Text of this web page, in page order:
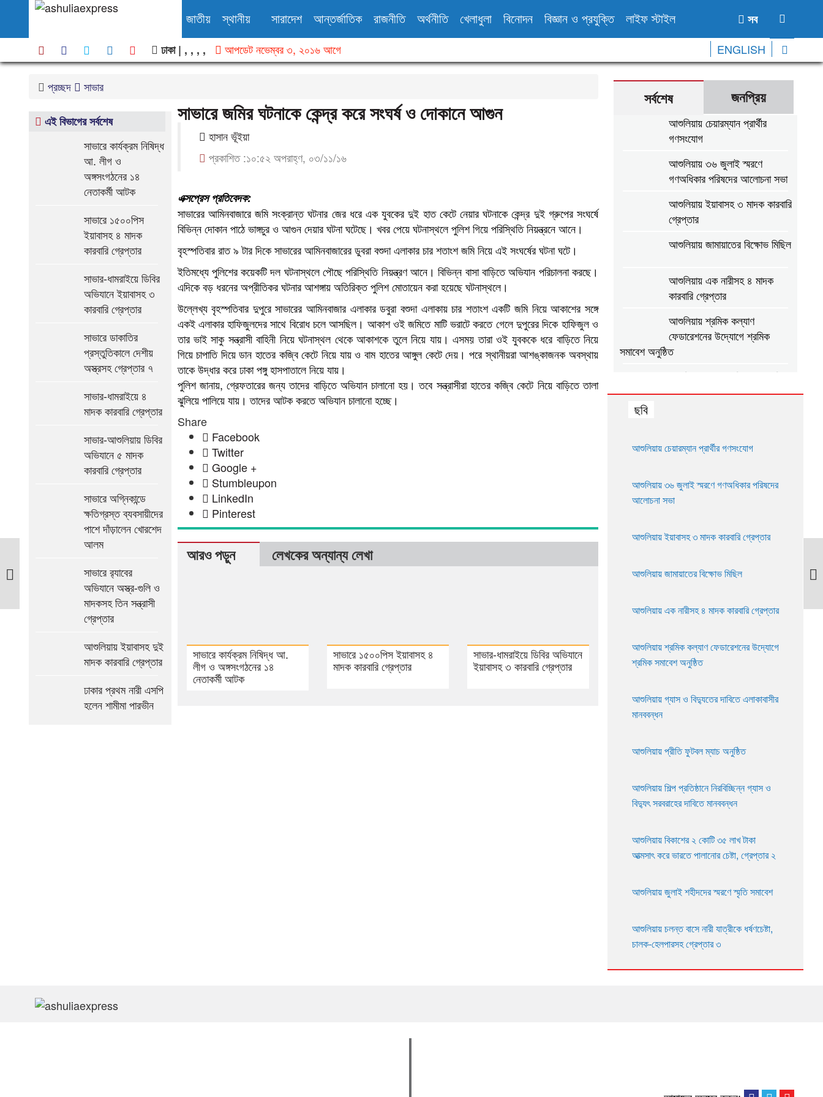
জাতীয় স্থানীয় সারাদেশ আন্তর্জাতিক রাজনীতি অর্থনীতি খেলাধুলা বিনোদন বিজ্ঞান ও প্রযুক্তি লাইফ স্টাইল
বিশেষ প্রতিবেদন বিবিধ
সব
ঢাকা | , , , , আপডেট নভেম্বর ৩, ২০১৬ আগে ENGLISH
সারা
না
দেয়ায়
সাভারে
পোশাক
শ্রমিককে
কুপিয়ে
বখাটে
অাটক
প্রচ্ছদ সাভার
সাভারে জমির ঘটনাকে কেন্দ্র করে সংঘর্ষ ও দোকানে আগুন
হাসান ভূঁইয়া
প্রকাশিত :১০:৫২ অপরাহ্ণ, ০৩/১১/১৬
এক্সপ্রেস প্রতিবেদক:
সাভারের আমিনবাজারে জমি সংক্রান্ত ঘটনার জের ধরে এক যুবকের দুই হাত কেটে নেয়ার ঘটনাকে কেন্দ্র দুই গ্রুপের সংঘর্ষে
বিভিন্ন দোকান পাঠে ভাঙ্গচুর ও আগুন দেয়ার ঘটনা ঘটেছে। খবর পেয়ে ঘটনাস্থলে পুলিশ গিয়ে পরিস্থিতি নিয়ন্ত্রনে আনে।
বৃহস্পতিবার রাত ৯ টার দিকে সাভারের আমিনবাজারের ডুবরা বশুদা এলাকার চার শতাংশ জমি নিয়ে এই সংঘর্ষের ঘটনা ঘটে।
ইতিমধ্যে পুলিশের কয়েকটি দল ঘটনাস্থলে পৌছে পরিস্থিতি নিয়ন্ত্রণ আনে। বিভিন্ন বাসা বাড়িতে অভিযান পরিচালনা করছে।
এদিকে বড় ধরনের অপ্রীতিকর ঘটনার আশঙ্গায় অতিরিক্ত পুলিশ মোতায়েন করা হয়েছে ঘটনাস্থলে।
উল্লেখ্য বৃহস্পতিবার দুপুরে সাভারের আমিনবাজার এলাকার ডবুরা বশুদা এলাকায় চার শতাংশ একটি জমি নিয়ে আকাশের সঙ্গে
একই এলাকার হাফিজুলদের সাথে বিরোধ চলে আসছিল। আকাশ ওই জমিতে মাটি ভরাটে করতে গেলে দুপুরের দিকে হাফিজুল ও
তার ভাই সাকু সন্ত্রাসী বাহিনী নিয়ে ঘটনাস্থল থেকে আকাশকে তুলে নিয়ে যায়। এসময় তারা ওই যুবককে ধরে বাড়িতে নিয়ে
গিয়ে চাপাতি দিয়ে ডান হাতের কজ্বি কেটে নিয়ে যায় ও বাম হাতের আঙ্গুল কেটে দেয়। পরে স্থানীয়রা আশঙ্কাজনক অবস্থায়
তাকে উদ্ধার করে ঢাকা পঙ্গু হাসপাতালে নিয়ে যায়।
পুলিশ জানায়, গ্রেফতারের জন্য তাদের বাড়িতে অভিযান চালানো হয়। তবে সন্ত্রাসীরা হাতের কজ্বি কেটে নিয়ে বাড়িতে তালা
ঝুলিয়ে পালিয়ে যায়। তাদের আটক করতে অভিযান চালানো হচ্ছে।
Share
Facebook
Twitter
Google +
Stumbleupon
LinkedIn
Pinterest
আরও পড়ুন লেখকের অন্যান্য লেখা
সাভারে কার্যক্রম নিষিদ্ধ আ.
লীগ ও অঙ্গসংগঠনের ১৪
নেতাকর্মী আটক
সাভারে ১৫০০পিস ইয়াবাসহ ৪
মাদক কারবারি গ্রেপ্তার
সাভার-ধামরাইয়ে ডিবির অভিযানে
ইয়াবাসহ ৩ কারবারি গ্রেপ্তার
এই বিভাগের সর্বশেষ
সাভারে কার্যক্রম নিষিদ্ধ
আ. লীগ ও
অঙ্গসংগঠনের ১৪
নেতাকর্মী আটক
সাভারে ১৫০০পিস
ইয়াবাসহ ৪ মাদক
কারবারি গ্রেপ্তার
সাভার-ধামরাইয়ে ডিবির
অভিযানে ইয়াবাসহ ৩
কারবারি গ্রেপ্তার
সাভারে ডাকাতির
প্রস্তুতিকালে দেশীয়
অস্ত্রসহ গ্রেপ্তার ৭
সাভার-ধামরাইয়ে ৪
মাদক কারবারি গ্রেপ্তার
সাভার-আশুলিয়ায় ডিবির
অভিযানে ৫ মাদক
কারবারি গ্রেপ্তার
সাভারে অগ্নিকান্ডে
ক্ষতিগ্রস্ত ব্যবসায়ীদের
পাশে দাঁড়ালেন খোরশেদ
আলম
সাভারে র‍্যাবের
অভিযানে অস্ত্র-গুলি ও
মাদকসহ তিন সন্ত্রাসী
গ্রেপ্তার
আশুলিয়ায় ইয়াবাসহ দুই
মাদক কারবারি গ্রেপ্তার
ঢাকার প্রথম নারী এসপি
হলেন শামীমা পারভীন
সর্বশেষ জনপ্রিয়
আশুলিয়ায় চেয়ারম্যান প্রার্থীর
গণসংযোগ
আশুলিয়ায় ৩৬ জুলাই স্মরণে
গণঅধিকার পরিষদের আলোচনা সভা
আশুলিয়ায় ইয়াবাসহ ৩ মাদক কারবারি
গ্রেপ্তার
আশুলিয়ায় জামায়াতের বিক্ষোভ মিছিল
আশুলিয়ায় এক নারীসহ ৪ মাদক
কারবারি গ্রেপ্তার
আশুলিয়ায় শ্রমিক কল্যাণ
ফেডারেশনের উদ্যোগে শ্রমিক
সমাবেশ অনুষ্ঠিত
আশুলিয়ায় গ্যাস ও বিদ্যুতের দাবিতে
এলাকাবাসীর মানববন্ধন
আশুলিয়ায় শিল্প প্রতিষ্ঠানে
সরবরাহের দাবিতে মানববন্ধন
চেষ্টা, গ্রেপ্তার ২
ছবি
আশুলিয়ায় চেয়ারম্যান প্রার্থীর গণসংযোগ
আশুলিয়ায় ৩৬ জুলাই স্মরণে গণঅধিকার পরিষদের
আলোচনা সভা
আশুলিয়ায় ইয়াবাসহ ৩ মাদক কারবারি গ্রেপ্তার
আশুলিয়ায় জামায়াতের বিক্ষোভ মিছিল
আশুলিয়ায় এক নারীসহ ৪ মাদক কারবারি গ্রেপ্তার
আশুলিয়ায় শ্রমিক কল্যাণ ফেডারেশনের উদ্যোগে
শ্রমিক সমাবেশ অনুষ্ঠিত
আশুলিয়ায় গ্যাস ও বিদ্যুতের দাবিতে এলাকাবাসীর
মানববন্ধন
আশুলিয়ায় প্রীতি ফুটবল ম্যাচ অনুষ্ঠিত
আশুলিয়ায় শিল্প প্রতিষ্ঠানে নিরবিচ্ছিন্ন গ্যাস ও
বিদ্যুৎ সরবরাহের দাবিতে মানববন্ধন
আশুলিয়ায় বিকাশের ২ কোটি ৩৫ লাখ টাকা
আত্মসাৎ করে ভারতে পালানোর চেষ্টা, গ্রেপ্তার ২
আশুলিয়ায় জুলাই শহীদদের স্মরণে স্মৃতি সমাবেশ
আশুলিয়ায় চলন্ত বাসে নারী যাত্রীকে ধর্ষণচেষ্টা,
চালক-হেলপারসহ গ্রেপ্তার ৩